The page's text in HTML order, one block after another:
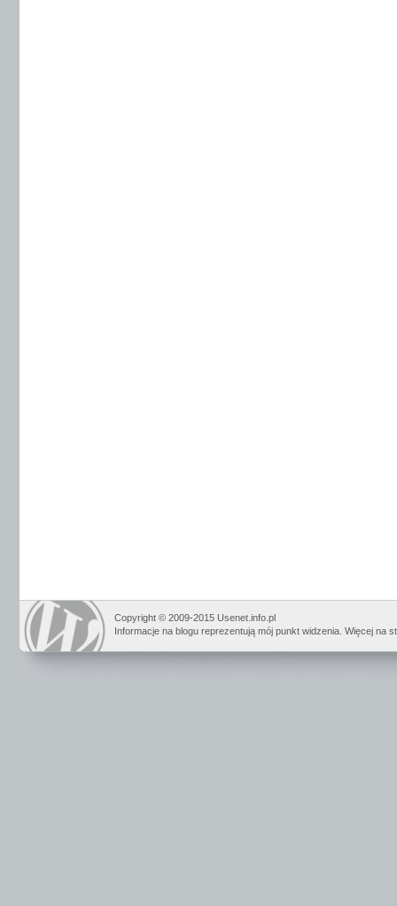
Copyright © 2009-2015 Usenet.info.pl
Informacje na blogu reprezentują mój punkt widzenia. Więcej na